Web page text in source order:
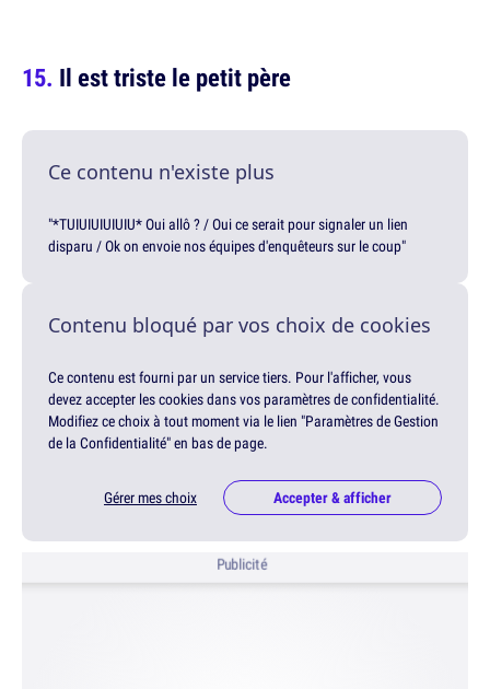
Il est triste le petit père
Ce contenu n'existe plus
"*TUIUIUIUIUIU* Oui allô ? / Oui ce serait pour signaler un lien
disparu / Ok on envoie nos équipes d'enquêteurs sur le coup"
Contenu bloqué par vos choix de cookies
Ce contenu est fourni par un service tiers. Pour l'afficher, vous
devez accepter les cookies dans vos paramètres de confidentialité.
Modifiez ce choix à tout moment via le lien "Paramètres de Gestion
de la Confidentialité" en bas de page.
Gérer mes choix Accepter & afficher
Publicité